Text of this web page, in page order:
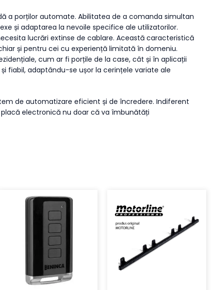
a porților automate. Abilitatea de a comanda simultan
și adaptarea la nevoile specifice ale utilizatorilor.
lucrări extinse de cablare. Această caracteristică
și pentru cei cu experiență limitată în domeniu.
cum ar fi porțile de la case, cât și în aplicații
fiabil, adaptându-se ușor la cerințele variate ale
de automatizare eficient și de încredere. Indiferent
electronică nu doar că va îmbunătăți